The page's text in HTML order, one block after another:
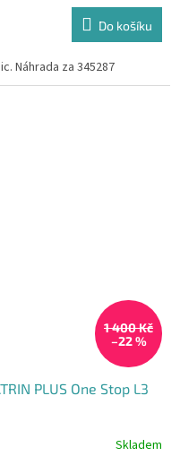
Do košíku
Náhrada za 345287
1 400 Kč
–22 %
PLUS One Stop L3
Skladem